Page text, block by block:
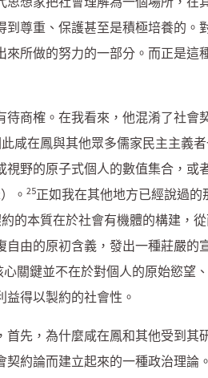
到尊重、保護甚至是積極培養的
所做的努力的一部分。而正是
商榷。在我看來，他混淆了社會
咸在鳳與其他眾多儒家民主主義
野的原子式個人的數值集合，
。 25正如我在其他地方已經說過
的本質在於社會有機體的構建，
由的原初含義，發出一種莊嚴的
關鍵並不在於對個人的原始慾望
得以製約的社會性。
先，為什麼咸在鳳和其他受到
約論而建立起來的一種政治理